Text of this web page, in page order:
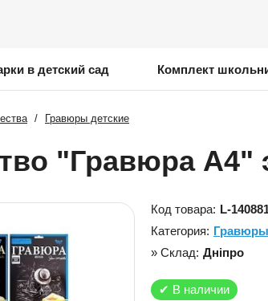
в детский сад Комплект
/ Гравюры детские
"Гравюра А4"
Код товара: L-
Категория: Гравюры
» Склад: Дніпро
✔ В наличии